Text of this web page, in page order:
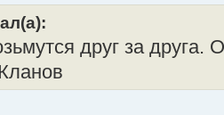
друг за друга.